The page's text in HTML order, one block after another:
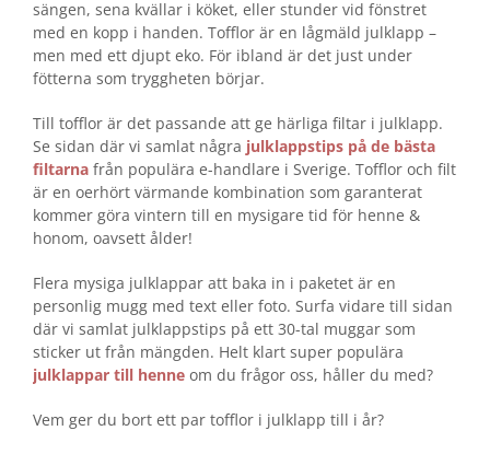
sängen, sena kvällar i köket, eller stunder vid fönstret
med en kopp i handen. Tofflor är en lågmäld julklapp –
men med ett djupt eko. För ibland är det just under
fötterna som tryggheten börjar.
Till tofflor är det passande att ge härliga filtar i julklapp.
Se sidan där vi samlat några julklappstips på de bästa
filtarna från populära e-handlare i Sverige. Tofflor och filt
är en oerhört värmande kombination som garanterat
kommer göra vintern till en mysigare tid för henne &
honom, oavsett ålder!
Flera mysiga julklappar att baka in i paketet är en
personlig mugg med text eller foto. Surfa vidare till sidan
där vi samlat julklappstips på ett 30-tal muggar som
sticker ut från mängden. Helt klart super populära
julklappar till henne om du frågor oss, håller du med?
Vem ger du bort ett par tofflor i julklapp till i år?